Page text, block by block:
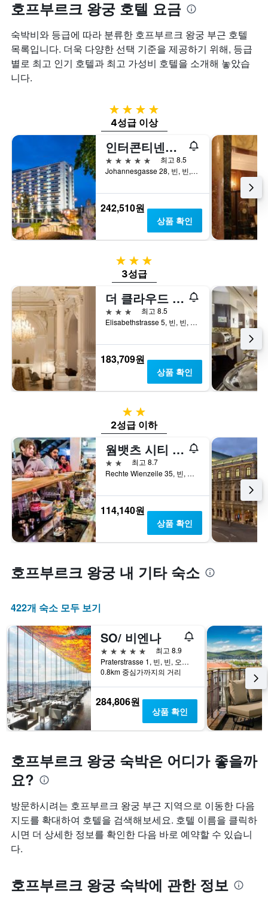
호프부르크 왕궁 호텔 요금
숙박비와 등급에 따라 분류한 호프부르크 왕궁 부근 호텔
목록입니다. 더욱 다양한 선택 기준을 제공하기 위해, 등급
별로 최고 인기 호텔과 최고 가성비 호텔을 소개해 놓았습
니다.
4성급
4성급 이상
인터콘티넨탈 빈
5성급
최고 8.5
Johannesgasse 28, 빈, 빈, 오스트리아
242,510원
상품 확인
3성급
3성급
더 클라우드 원 빈-슈타츠오퍼
3성급
최고 8.5
Elisabethstrasse 5, 빈, 빈, 오스트리아
183,709원
상품 확인
2성급
2성급 이하
웜뱃츠 시티 호스텔 비엔나 나슈마르크트
2성급
최고 8.7
Rechte Wienzeile 35, 빈, 빈, 오스트리아
114,140원
상품 확인
호프부르크 왕궁 내 기타 숙소
422개 숙소 모두 보기
SO/ 비엔나
5성급
최고 8.9
Praterstrasse 1, 빈, 빈, 오스트리아
0.8km 중심가까지의 거리
284,806원
상품 확인
호프부르크 왕궁 숙박은 어디가 좋을까
요?
방문하시려는 호프부르크 왕궁 부근 지역으로 이동한 다음
지도를 확대하여 호텔을 검색해보세요. 호텔 이름을 클릭하
시면 더 상세한 정보를 확인한 다음 바로 예약할 수 있습니
다.
호프부르크 왕궁 숙박에 관한 정보